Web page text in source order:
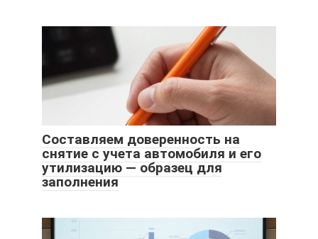
Составляем доверенность на
снятие с учета автомобиля и его
утилизацию — образец для
заполнения